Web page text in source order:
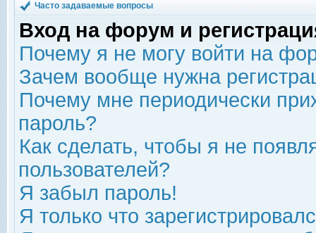
Часто задаваемые вопросы
Вход на форум и
Почему я не могу войти на
Зачем вообще нужна
Почему мне периодически
пароль?
Как сделать, чтобы я не
пользователей?
Я забыл пароль!
Я только что